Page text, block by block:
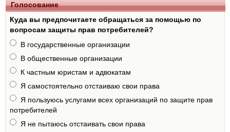
Голосование
Куда вы предпочитаете обращаться за помощью по
вопросам защиты прав потребителей?
В государственные организации
В общественные организации
К частным юристам и адвокатам
Я самостоятельно отстаиваю свои права
Я пользуюсь услугами всех организаций по защите прав
потребителей
Я не пытаюсь отстаивать свои права